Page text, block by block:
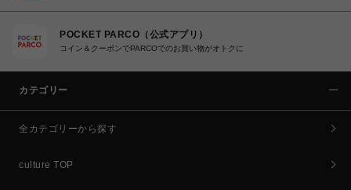
POCKET PARCO（公式アプリ）
コイン＆クーポンでPARCOでのお買い物がオトクに
カテゴリー
全カテゴリーから探す
culture TOP